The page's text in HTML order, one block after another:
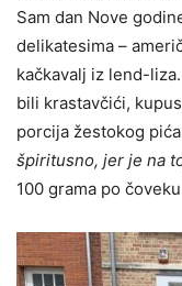
Sam dan Nove
delikatesima –
kačkavalj iz lend-
bili krastavčići,
porcija žestokog
špiritusno, jer je na
100 grama po